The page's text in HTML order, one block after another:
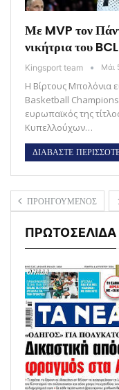
Με MVP τον
νικήτρια του
Kingsport team Μάι
Η Βίρτους Μπολόνια
Basketball
ευρωπαϊκός της
Κυπελλούχων…
ΔΙΑΒΑΣΤΕ
ΠΡΟΗΓΟΥΜΕΝΟΣ
ΠΡΩΤΟΣΕΛΙΔΑ